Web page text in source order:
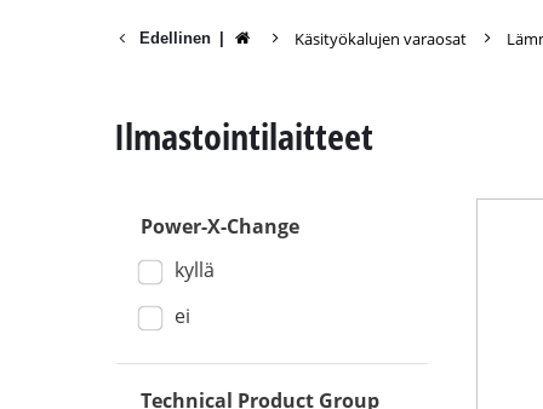
Kiinteät
Edellinen Käsityökalujen varaosat
Ilmastointilaitteet
Power-X-Change
kyllä
ei
Technical Product Group